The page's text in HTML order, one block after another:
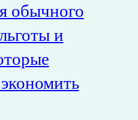
обычного
и